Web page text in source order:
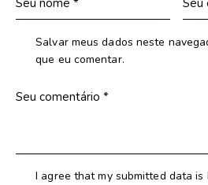
Salvar meus dados neste
que eu comentar.
I agree that my submitted data